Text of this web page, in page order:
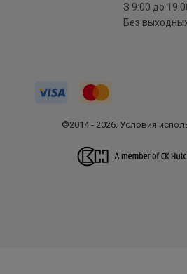
З 9:00 до
Без
©2014 - 2026. Условия